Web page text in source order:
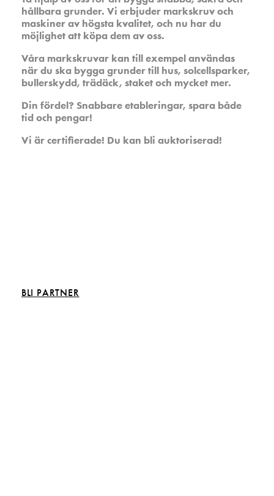
hållbara grunder. Vi erbjuder markskruv och
maskiner av högsta kvalitet, och nu har du
möjlighet att köpa dem av oss.
Våra markskruvar kan till exempel användas
när du ska bygga grunder till hus, solcellsparker,
bullerskydd, trädäck, staket och mycket mer.
Din fördel? Snabbare etableringar, spara både
tid och pengar!
Vi är certifierade! Du kan bli auktoriserad!
BLI PARTNER